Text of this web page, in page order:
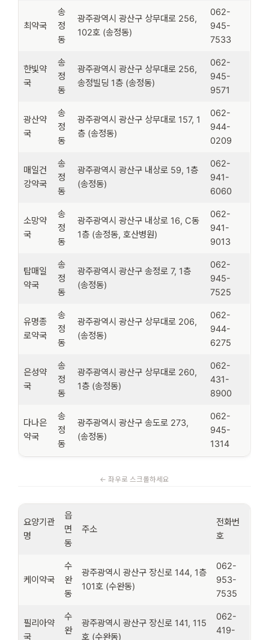
최약국
송
정
동
광주광역시 광산구 상무대로 256,
102호 (송정동)
062-
945-
7533
한빛약
국
송
정
동
광주광역시 광산구 상무대로 256,
송정빌딩 1층 (송정동)
062-
945-
9571
광산약
국
송
정
동
광주광역시 광산구 상무대로 157, 1
층 (송정동)
062-
944-
0209
매일건
강약국
송
정
동
광주광역시 광산구 내상로 59, 1층
(송정동)
062-
941-
6060
소망약
국
송
정
동
광주광역시 광산구 내상로 16, C동
1층 (송정동, 호산병원)
062-
941-
9013
탑매일
약국
송
정
동
광주광역시 광산구 송정로 7, 1층
(송정동)
062-
945-
7525
유명종
로약국
송
정
동
광주광역시 광산구 상무대로 206,
(송정동)
062-
944-
6275
은성약
국
송
정
동
광주광역시 광산구 상무대로 260,
1층 (송정동)
062-
431-
8900
다나은
약국
송
정
동
광주광역시 광산구 송도로 273,
(송정동)
062-
945-
1314
요양기관
명
읍
면
동
주소
전화번
호
케이약국
수
완
동
광주광역시 광산구 장신로 144, 1층
101호 (수완동)
062-
953-
7535
필리아약
국
수
완
광주광역시 광산구 장신로 141, 115
호 (수완동)
062-
419-